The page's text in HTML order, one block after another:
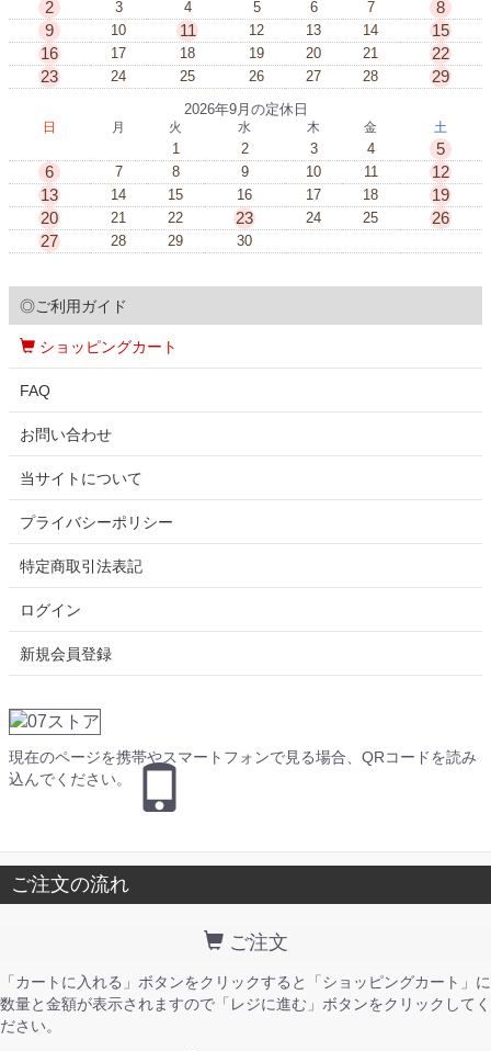
2 3 4 5 6 7
8
9
10 11 12 13 14
15
16
17 18 19 20 21
22
23
24 25 26 27 28 29
2026年9月の定休日
日 月 火 水 木 金 土
1 2 3 4
5
6
7 8 9 10 11
12
13
14 15 16 17 18
19
20
21 22 23 24 25
26
27
28 29 30
◎ご利用ガイド
ショッピングカート
FAQ
お問い合わせ
当サイトについて
プライバシーポリシー
特定商取引法表記
ログイン
新規会員登録
現在のページを携帯やスマートフォンで見る場合、QRコードを読み
込んでください。
ご注文の流れ
ご注文
「カートに入れる」ボタンをクリックすると「ショッピングカート」に
数量と金額が表示されますので「レジに進む」ボタンをクリックしてく
ださい。